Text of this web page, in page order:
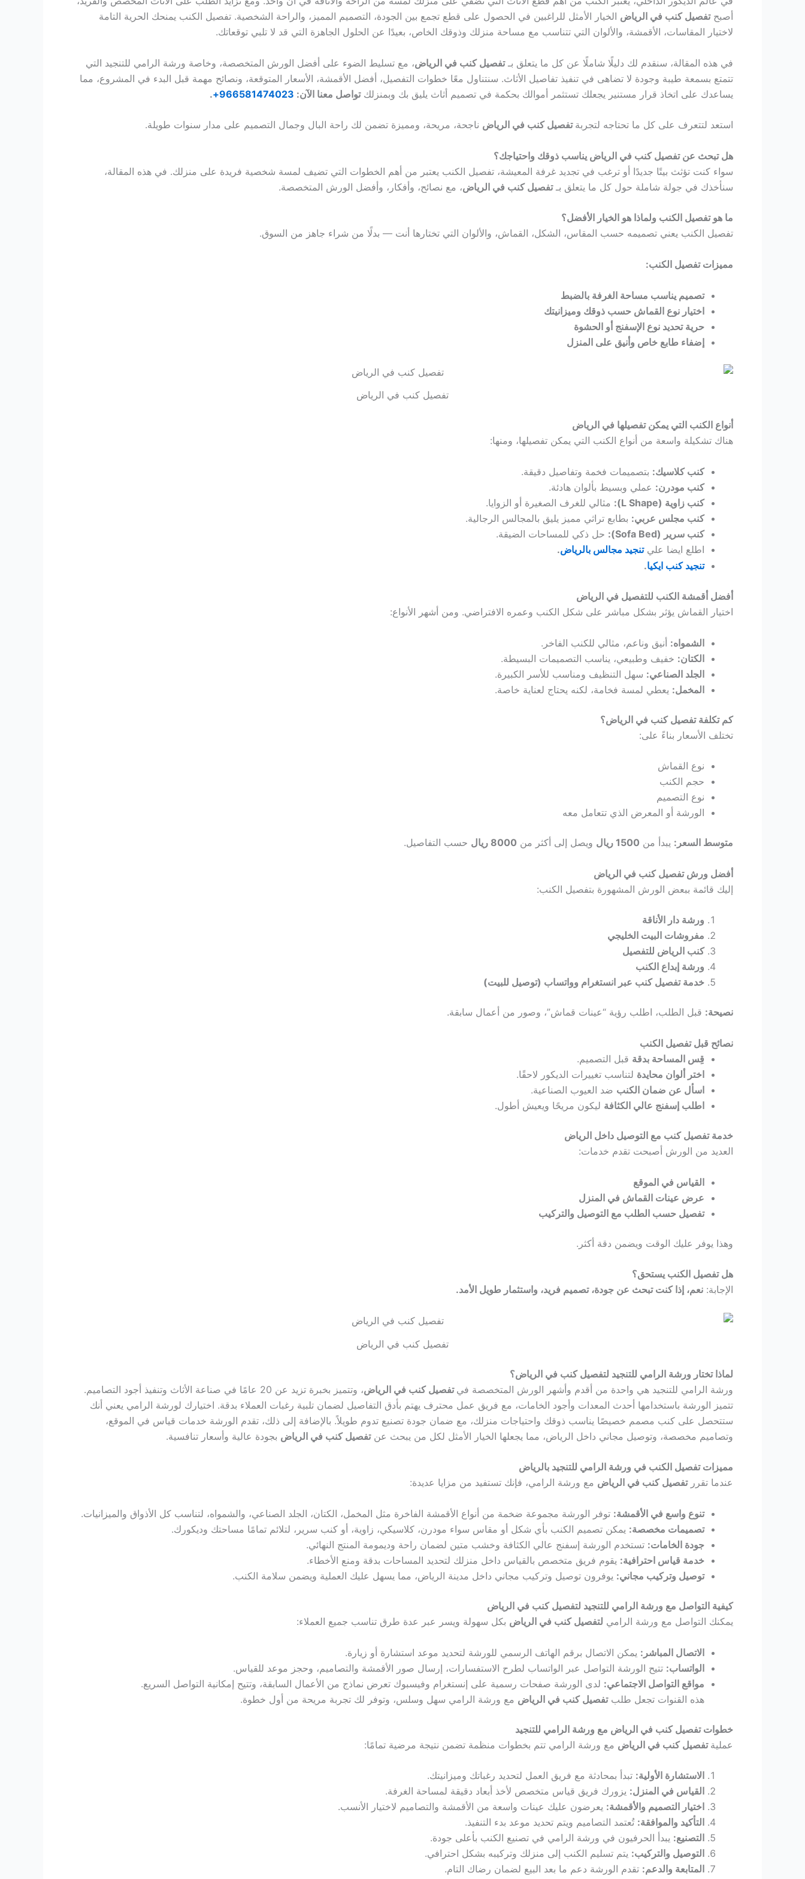
Hacklink panel
Hacklink panel
Hacklink panel
Hacklink panel
Hacklink panel
Hacklink panel
Hacklink panel
Hacklink panel
Hacklink panel
Hacklink panel
Hacklink panel
Hacklink panel
Hacklink panel
Hacklink panel
Hacklink panel
Hacklink panel
Hacklink panel
Hacklink panel
Hacklink panel
Hacklink panel
Hacklink panel
Hacklink panel
Hacklink panel
Hacklink panel
Hacklink
Hacklink Panel
Hacklink
Masal oku
Hacklink panel
Hacklink panel
Hacklink panel
Hacklink
Hacklink
Hacklink
Hacklink panel
Hacklink panel
Hacklink
Hacklink
Hacklink
Hacklink satın al
Hacklink panel
Hacklink panel
Hacklink panel
أصبحتفصيل كنب في الرياض الخيار الأمثل للراغبين في الحصول على قطع تجمع بين الجودة، التصميم المميز، والراحة الشخصية. تفصيل الكنب يمنحك الحرية التامة
لاختيار المقاسات، الأقمشة، والألوان التي تتناسب مع مساحة منزلك وذوقك الخاص، بعيدًا عن الحلول الجاهزة التي قد لا تلبي توقعاتك.
في هذه المقالة، سنقدم لك دليلًا شاملًا عن كل ما يتعلق بـتفصيل كنب في الرياض، مع تسليط الضوء على أفضل الورش المتخصصة، وخاصة ورشة الرامي للتنجيد التي
تتمتع بسمعة طيبة وجودة لا تضاهى في تنفيذ تفاصيل الأثاث. سنتناول معًا خطوات التفصيل، أفضل الأقمشة، الأسعار المتوقعة، ونصائح مهمة قبل البدء في المشروع، مما
يساعدك على اتخاذ قرار مستنير يجعلك تستثمر أموالك بحكمة في تصميم أثاث يليق بك وبمنزلكتواصل معنا الآن: 966581474023+
.
استعد لتتعرف على كل ما تحتاجه لتجربة تفصيل كنب في الرياض ناجحة، مريحة، ومميزة تضمن لك راحة البال وجمال التصميم على مدار سنوات طويلة.
هل تبحث عن تفصيل كنب في الرياض يناسب ذوقك واحتياجك؟
سواء كنت تؤثث بيتًا جديدًا أو ترغب في تجديد غرفة المعيشة، تفصيل الكنب يعتبر من أهم الخطوات التي تضيف لمسة شخصية فريدة على منزلك. في هذه المقالة،
سنأخذك في جولة شاملة حول كل ما يتعلق بـتفصيل كنب في الرياض، مع نصائح، وأفكار، وأفضل الورش المتخصصة.
ما هو تفصيل الكنب ولماذا هو الخيار الأفضل؟
تفصيل الكنب يعني تصميمه حسب المقاس، الشكل، القماش، والألوان التي تختارها أنت — بدلًا من شراء جاهز من السوق.
مميزات تفصيل الكنب:
تصميم يناسب مساحة الغرفة بالضبط
اختيار نوع القماش حسب ذوقك وميزانيتك
حرية تحديد نوع الإسفنج أو الحشوة
إضفاء طابع خاص وأنيق على المنزل
تفصيل كنب في الرياض
أنواع الكنب التي يمكن تفصيلها في الرياض
هناك تشكيلة واسعة من أنواع الكنب التي يمكن تفصيلها، ومنها:
كنب كلاسيك: بتصميمات فخمة وتفاصيل دقيقة.
كنب مودرن: عملي وبسيط بألوان هادئة.
كنب زاوية (L Shape):
مثالي للغرف الصغيرة أو الزوايا.
كنب مجلس عربي: بطابع تراثي مميز يليق بالمجالس الرجالية.
كنب سرير (Sofa Bed):
حل ذكي للمساحات الضيقة.
اطلع ايضا عليتنجيد مجالس بالرياض.
تنجيد كنب ايكيا.
أفضل أقمشة الكنب للتفصيل في الرياض
اختيار القماش يؤثر بشكل مباشر على شكل الكنب وعمره الافتراضي. ومن أشهر الأنواع:
الشمواه: أنيق وناعم، مثالي للكنب الفاخر.
الكتان: خفيف وطبيعي، يناسب التصميمات البسيطة.
الجلد الصناعي: سهل التنظيف ومناسب للأسر الكبيرة.
المخمل: يعطي لمسة فخامة، لكنه يحتاج لعناية خاصة.
كم تكلفة تفصيل كنب في الرياض؟
تختلف الأسعار بناءً على:
نوع القماش
حجم الكنب
نوع التصميم
الورشة أو المعرض الذي تتعامل معه
متوسط السعر: يبدأ من 1500 ريال ويصل إلى أكثر من 8000 ريال حسب التفاصيل.
أفضل ورش تفصيل كنب في الرياض
إليك قائمة ببعض الورش المشهورة بتفصيل الكنب:
ورشة دار الأناقة
مفروشات البيت الخليجي
كنب الرياض للتفصيل
ورشة إبداع الكنب
خدمة تفصيل كنب عبر انستغرام وواتساب (توصيل للبيت)
نصيحة: قبل الطلب، اطلب رؤية “عينات قماش”، وصور من أعمال سابقة.
نصائح قبل تفصيل الكنب
قِس المساحة بدقة قبل التصميم.
اختر ألوان محايدة لتناسب تغييرات الديكور لاحقًا.
اسأل عن ضمان الكنب ضد العيوب الصناعية.
اطلب إسفنج عالي الكثافة ليكون مريحًا ويعيش أطول.
خدمة تفصيل كنب مع التوصيل داخل الرياض
العديد من الورش أصبحت تقدم خدمات:
القياس في الموقع
عرض عينات القماش في المنزل
تفصيل حسب الطلب مع التوصيل والتركيب
وهذا يوفر عليك الوقت ويضمن دقة أكثر.
هل تفصيل الكنب يستحق؟
الإجابة: نعم، إذا كنت تبحث عن جودة، تصميم فريد، واستثمار طويل الأمد.
تفصيل كنب في الرياض
لماذا تختار ورشة الرامي للتنجيد لتفصيل كنب في الرياض؟
ورشة الرامي للتنجيد هي واحدة من أقدم وأشهر الورش المتخصصة في تفصيل كنب في الرياض
، وتتميز بخبرة تزيد عن 20 عامًا في صناعة الأثاث وتنفيذ أجود التصاميم.
تتميز الورشة باستخدامها أحدث المعدات وأجود الخامات، مع فريق عمل محترف يهتم بأدق التفاصيل لضمان تلبية رغبات العملاء بدقة. اختيارك لورشة الرامي يعني أنك
ستتحصل على كنب مصمم خصيصًا يناسب ذوقك واحتياجات منزلك، مع ضمان جودة تصنيع تدوم طويلاً. بالإضافة إلى ذلك، تقدم الورشة خدمات قياس في الموقع،
وتصاميم مخصصة، وتوصيل مجاني داخل الرياض، مما يجعلها الخيار الأمثل لكل من يبحث عنتفصيل كنب في الرياض بجودة عالية وأسعار تنافسية.
مميزات تفصيل الكنب في ورشة الرامي للتنجيد بالرياض
عندما تقررتفصيل كنب في الرياض مع ورشة الرامي، فإنك تستفيد من مزايا عديدة:
تنوع واسع في الأقمشة: توفر الورشة مجموعة ضخمة من أنواع الأقمشة الفاخرة مثل المخمل، الكتان، الجلد الصناعي، والشمواه، لتناسب كل الأذواق والميزانيات.
تصميمات مخصصة: يمكن تصميم الكنب بأي شكل أو مقاس سواء مودرن، كلاسيكي، زاوية، أو كنب سرير، لتلائم تمامًا مساحتك وديكورك.
جودة الخامات: تستخدم الورشة إسفنج عالي الكثافة وخشب متين لضمان راحة وديمومة المنتج النهائي.
خدمة قياس احترافية: يقوم فريق متخصص بالقياس داخل منزلك لتحديد المساحات بدقة ومنع الأخطاء.
توصيل وتركيب مجاني: يوفرون توصيل وتركيب مجاني داخل مدينة الرياض، مما يسهل عليك العملية ويضمن سلامة الكنب.
كيفية التواصل مع ورشة الرامي للتنجيد لتفصيل كنب في الرياض
يمكنك التواصل مع ورشة الرامي لتفصيل كنب في الرياض بكل سهولة ويسر عبر عدة طرق تناسب جميع العملاء:
الاتصال المباشر: يمكن الاتصال برقم الهاتف الرسمي للورشة لتحديد موعد استشارة أو زيارة.
الواتساب: تتيح الورشة التواصل عبر الواتساب لطرح الاستفسارات، إرسال صور الأقمشة والتصاميم، وحجز موعد للقياس.
مواقع التواصل الاجتماعي: لدى الورشة صفحات رسمية على إنستغرام وفيسبوك تعرض نماذج من الأعمال السابقة، وتتيح إمكانية التواصل السريع.
هذه القنوات تجعل طلبتفصيل كنب في الرياض مع ورشة الرامي سهل وسلس، وتوفر لك تجربة مريحة من أول خطوة.
خطوات تفصيل كنب في الرياض مع ورشة الرامي للتنجيد
عملية تفصيل كنب في الرياض مع ورشة الرامي تتم بخطوات منظمة تضمن نتيجة مرضية تمامًا:
الاستشارة الأولية: تبدأ بمحادثة مع فريق العمل لتحديد رغباتك وميزانيتك.
القياس في المنزل: يزورك فريق قياس متخصص لأخذ أبعاد دقيقة لمساحة الغرفة.
اختيار التصميم والأقمشة: يعرضون عليك عينات واسعة من الأقمشة والتصاميم لاختيار الأنسب.
التأكيد والموافقة: تُعتمد التصاميم ويتم تحديد موعد بدء التنفيذ.
التصنيع: يبدأ الحرفيون في ورشة الرامي في تصنيع الكنب بأعلى جودة.
التوصيل والتركيب: يتم تسليم الكنب إلى منزلك وتركيبه بشكل احترافي.
المتابعة والدعم: تقدم الورشة دعم ما بعد البيع لضمان رضاك التام.